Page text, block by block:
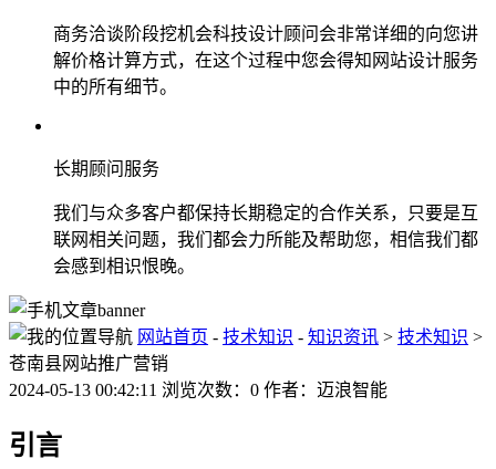
商务洽谈阶段挖机会科技设计顾问会非常详细的向您讲
解价格计算方式，在这个过程中您会得知网站设计服务
中的所有细节。
长期顾问服务
我们与众多客户都保持长期稳定的合作关系，只要是互
联网相关问题，我们都会力所能及帮助您，相信我们都
会感到相识恨晚。
网站首页 - 技术知识 - 知识资讯 > 技术知识 >
苍南县网站推广营销
2024-05-13 00:42:11 浏览次数：0 作者：迈浪智能
引言